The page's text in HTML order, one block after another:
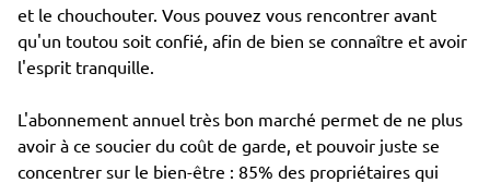
et le chouchouter. Vous pouvez vous rencontrer avant
qu'un toutou soit confié, afin de bien se connaître et avoir
l'esprit tranquille.
L'abonnement annuel très bon marché permet de ne plus
avoir à ce soucier du coût de garde, et pouvoir juste se
concentrer sur le bien-être : 85% des propriétaires qui